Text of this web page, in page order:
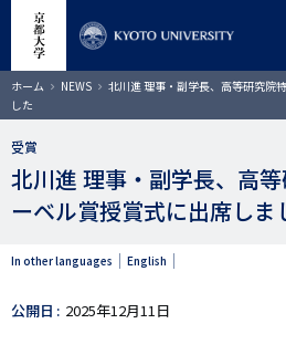
コ
ン
テ
ン
に
移
サイト内検索
ホーム NEWS
北川進 理事・副学長、高等研究院
した
受賞
北川進 理事・副学長、高
ーベル賞授賞式に出席しま
In other languages English
公開日 2025年12月11日